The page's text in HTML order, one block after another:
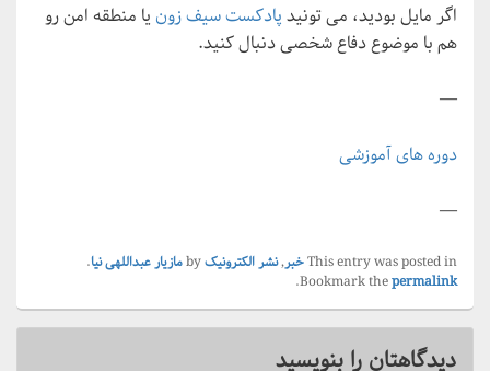
اگر مایل بودید، می تونیدپادکست سیف زون یا منطقه امن رو
هم با موضوع دفاع شخصی دنبال کنید.
—
دوره های آموزشی
—
This entry was posted inخبر,نشر الکترونیک مازیار عبداللهی نیا.
Bookmark thepermalink
.
دیدگاهتان را بنویسید